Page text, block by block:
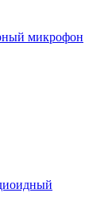
микрофон